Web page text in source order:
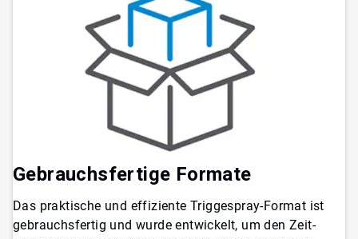
Gebrauchsfertige Formate​​​​​​​
Das praktische und effiziente Triggespray-Format ist
gebrauchsfertig und wurde entwickelt, um den Zeit-